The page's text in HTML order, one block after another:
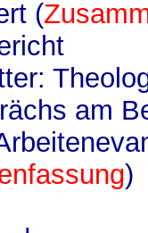
(
am
)